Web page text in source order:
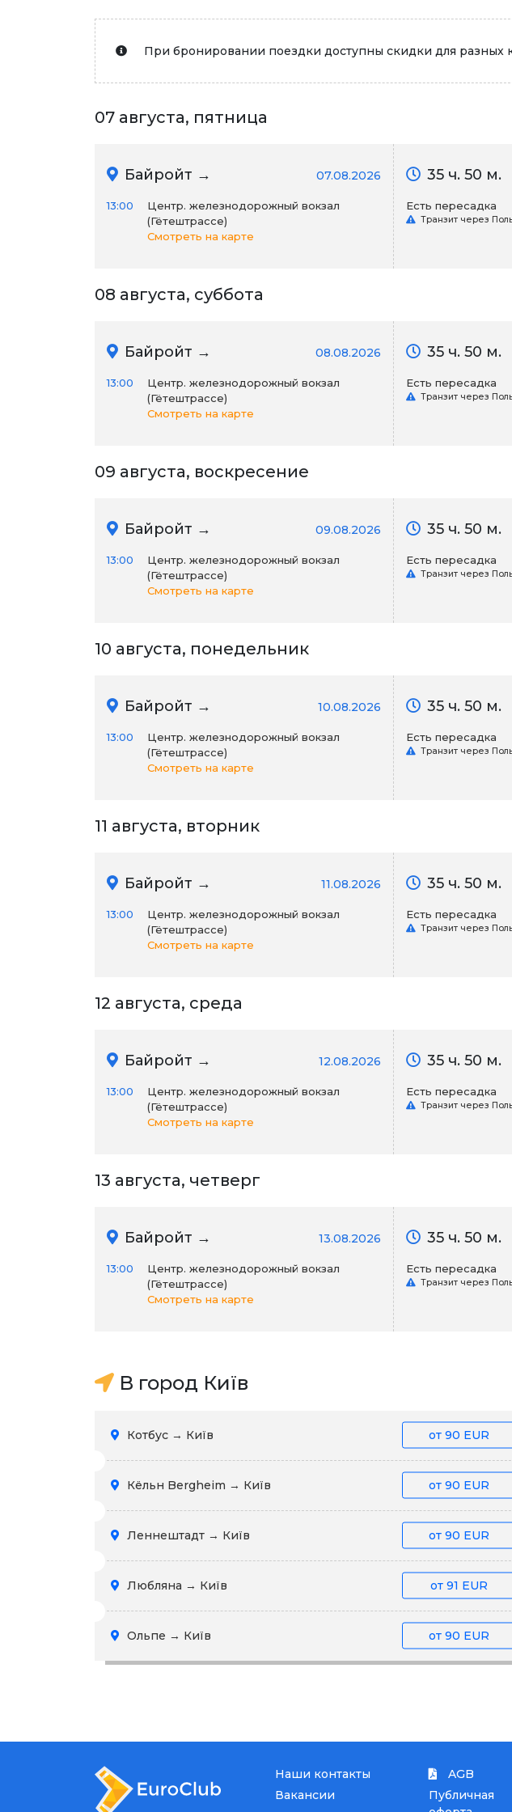
При бронировании поездки доступны скидки для разных
07 августа, пятница
Байройт → 07.08.2026
13:00
Центр. железнодорожный вокзал
(Гётештрассе)
Смотреть на карте
35 ч. 50 м.
Есть пересадка
Транзит через
08 августа, суббота
Байройт → 08.08.2026
13:00
Центр. железнодорожный вокзал
(Гётештрассе)
Смотреть на карте
35 ч. 50 м.
Есть пересадка
Транзит через
09 августа, воскресение
Байройт → 09.08.2026
13:00
Центр. железнодорожный вокзал
(Гётештрассе)
Смотреть на карте
35 ч. 50 м.
Есть пересадка
Транзит через
10 августа, понедельник
Байройт → 10.08.2026
13:00
Центр. железнодорожный вокзал
(Гётештрассе)
Смотреть на карте
35 ч. 50 м.
Есть пересадка
Транзит через
11 августа, вторник
Байройт → 11.08.2026
13:00
Центр. железнодорожный вокзал
(Гётештрассе)
Смотреть на карте
35 ч. 50 м.
Есть пересадка
Транзит через
12 августа, среда
Байройт → 12.08.2026
13:00
Центр. железнодорожный вокзал
(Гётештрассе)
Смотреть на карте
35 ч. 50 м.
Есть пересадка
Транзит через
13 августа, четверг
Байройт → 13.08.2026
13:00
Центр. железнодорожный вокзал
(Гётештрассе)
Смотреть на карте
35 ч. 50 м.
Есть пересадка
Транзит через
В город Київ
Котбус → Київ от 90 EUR
Кёльн Bergheim → Київ от 90 EUR
Леннештадт → Київ от 90 EUR
Любляна → Київ от 91 EUR
Ольпе → Київ от 90 EUR
Наши контакты
Вакансии
AGB
Публичная